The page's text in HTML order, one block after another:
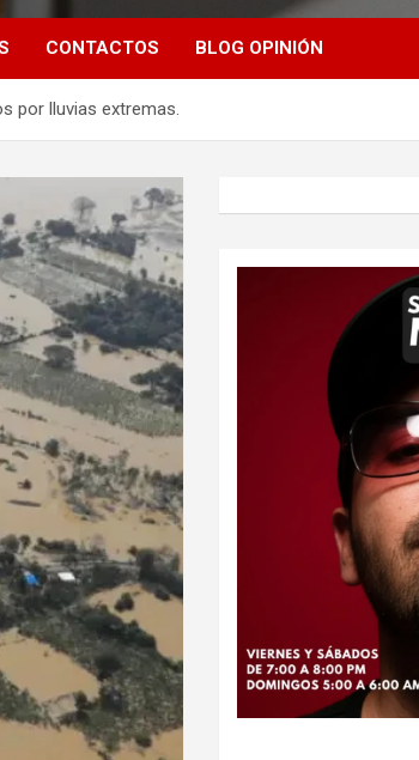
CONTACTOS BLOG OPINIÓN
por lluvias extremas.